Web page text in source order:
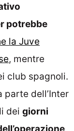
potrebbe
la Juve
, mentre
club spagnoli.
parte dell’Inter
dei giorni